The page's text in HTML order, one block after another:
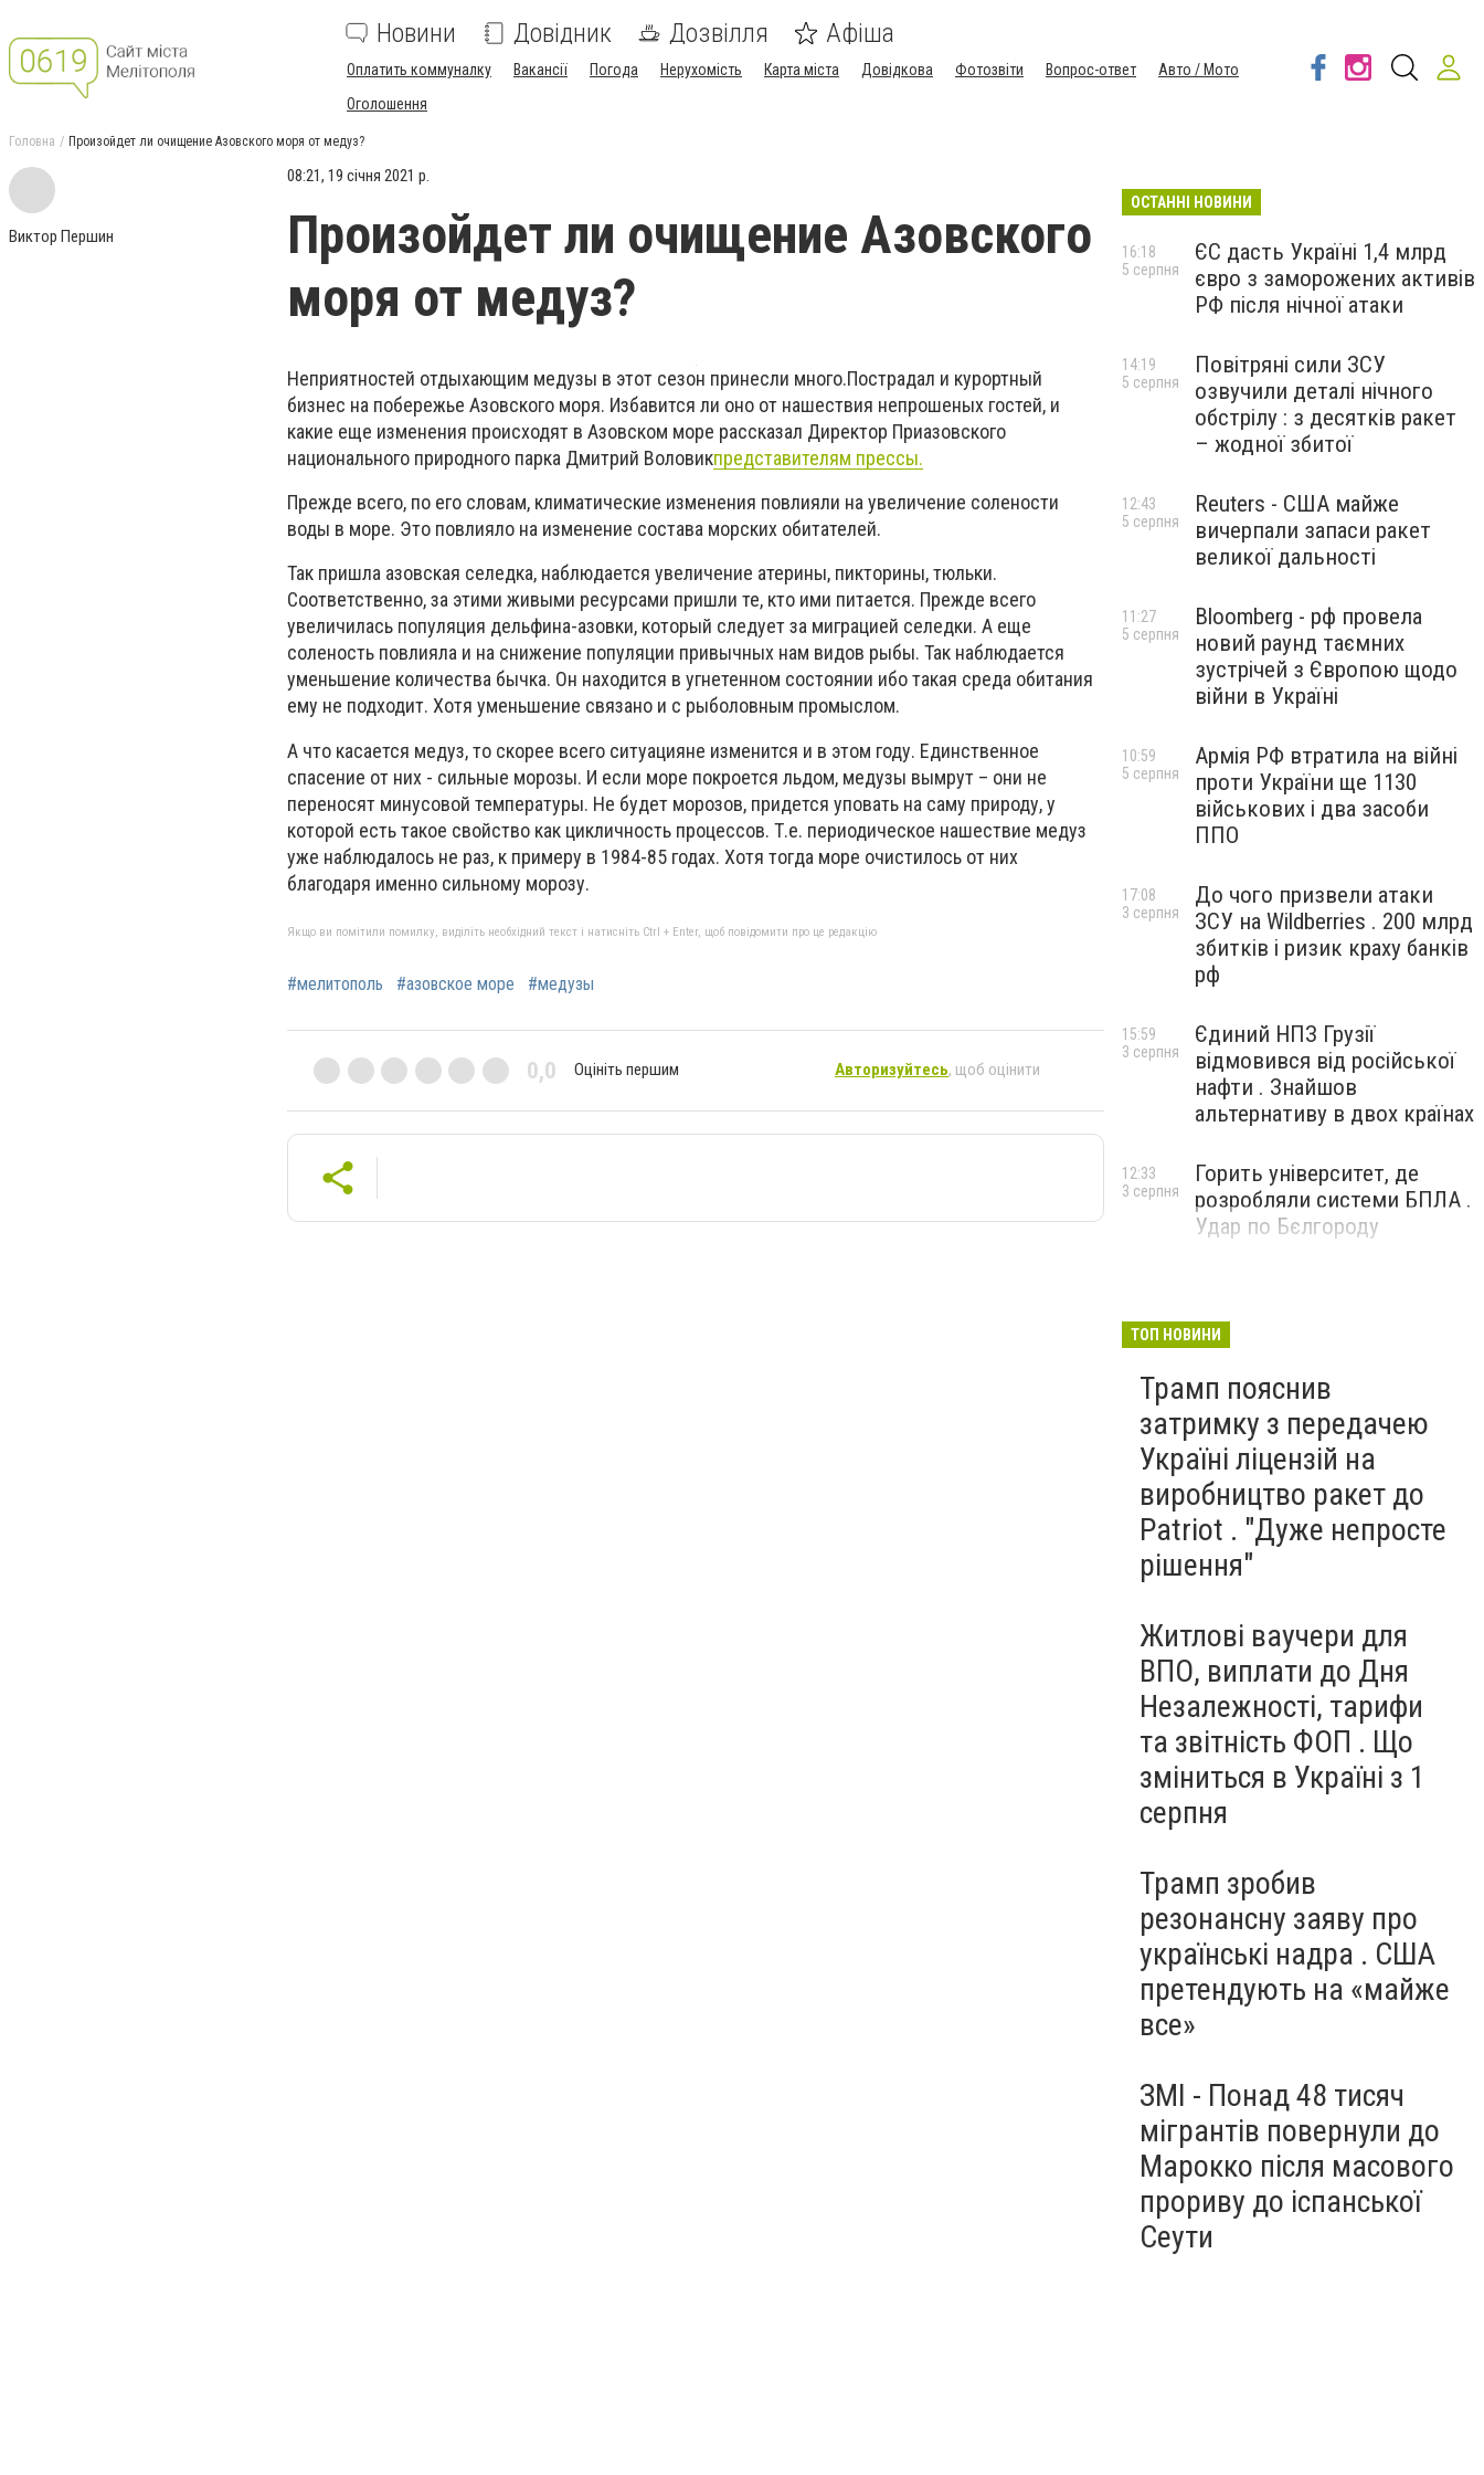
Новини Довідник Дозвілля Афіша
Оплатить коммуналку Вакансії Погода Нерухомість Карта міста Довідкова Фотозвіти Вопрос-ответ
Авто / Мото
Оголошення
Головна Произойдет ли очищение Азовского моря от медуз?
Виктор Першин
08:21, 19 січня 2021 р.
Произойдет ли очищение Азовского
моря от медуз?
Неприятностей отдыхающим медузы в этот сезон принесли много.Пострадал и курортный
бизнес на побережье Азовского моря. Избавится ли оно от нашествия непрошеных гостей, и
какие еще изменения происходят в Азовском море рассказал Директор Приазовского
национального природного парка Дмитрий Воловикпредставителям прессы.
Прежде всего, по его словам, климатические изменения повлияли на увеличение солености
воды в море. Это повлияло на изменение состава морских обитателей.
Так пришла азовская селедка, наблюдается увеличение атерины, пикторины, тюльки.
Соответственно, за этими живыми ресурсами пришли те, кто ими питается. Прежде всего
увеличилась популяция дельфина-азовки, который следует за миграцией селедки. А еще
соленость повлияла и на снижение популяции привычных нам видов рыбы. Так наблюдается
уменьшение количества бычка. Он находится в угнетенном состоянии ибо такая среда обитания
ему не подходит. Хотя уменьшение связано и с рыболовным промыслом.
А что касается медуз, то скорее всего ситуацияне изменится и в этом году. Единственное
спасение от них - сильные морозы. И если море покроется льдом, медузы вымрут – они не
переносят минусовой температуры. Не будет морозов, придется уповать на саму природу, у
которой есть такое свойство как цикличность процессов. Т.е. периодическое нашествие медуз
уже наблюдалось не раз, к примеру в 1984-85 годах. Хотя тогда море очистилось от них
благодаря именно сильному морозу.
Якщо ви помітили помилку, виділіть необхідний текст і натисніть Ctrl + Enter, щоб повідомити про це редакцію
#мелитополь #азовское море #медузы
0,0 Оцініть першим Авторизуйтесь, щоб оцінити
ОСТАННІ НОВИНИ
ЄС дасть Україні 1,4 млрд
євро з заморожених активів
РФ після нічної атаки
16:18
5 серпня
Повітряні сили ЗСУ
озвучили деталі нічного
обстрілу : з десятків ракет
– жодної збитої
14:19
5 серпня
Reuters - США майже
вичерпали запаси ракет
великої дальності
12:43
5 серпня
Bloomberg - рф провела
новий раунд таємних
зустрічей з Європою щодо
війни в Україні
11:27
5 серпня
Армія РФ втратила на війні
проти України ще 1130
військових і два засоби
ППО
10:59
5 серпня
До чого призвели атаки
ЗСУ на Wildberries . 200 млрд
збитків і ризик краху банків
рф
17:08
3 серпня
Єдиний НПЗ Грузії
відмовився від російської
нафти . Знайшов
альтернативу в двох країнах
15:59
3 серпня
Горить університет, де
розробляли системи БПЛА .
Удар по Бєлгороду
12:33
3 серпня
ТОП НОВИНИ
Трамп пояснив
затримку з передачею
Україні ліцензій на
виробництво ракет до
Patriot . "Дуже непросте
рішення"
Житлові ваучери для
ВПО, виплати до Дня
Незалежності, тарифи
та звітність ФОП . Що
зміниться в Україні з 1
серпня
Трамп зробив
резонансну заяву про
українські надра . США
претендують на «майже
все»
ЗМІ - Понад 48 тисяч
мігрантів повернули до
Марокко після масового
прориву до іспанської
Сеути